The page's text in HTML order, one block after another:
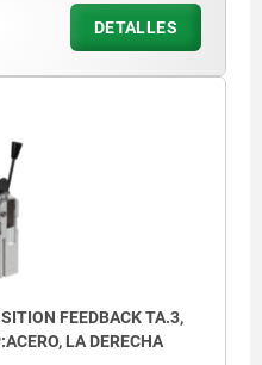
DETALLES
FEEDBACK TA.3,
LA DERECHA